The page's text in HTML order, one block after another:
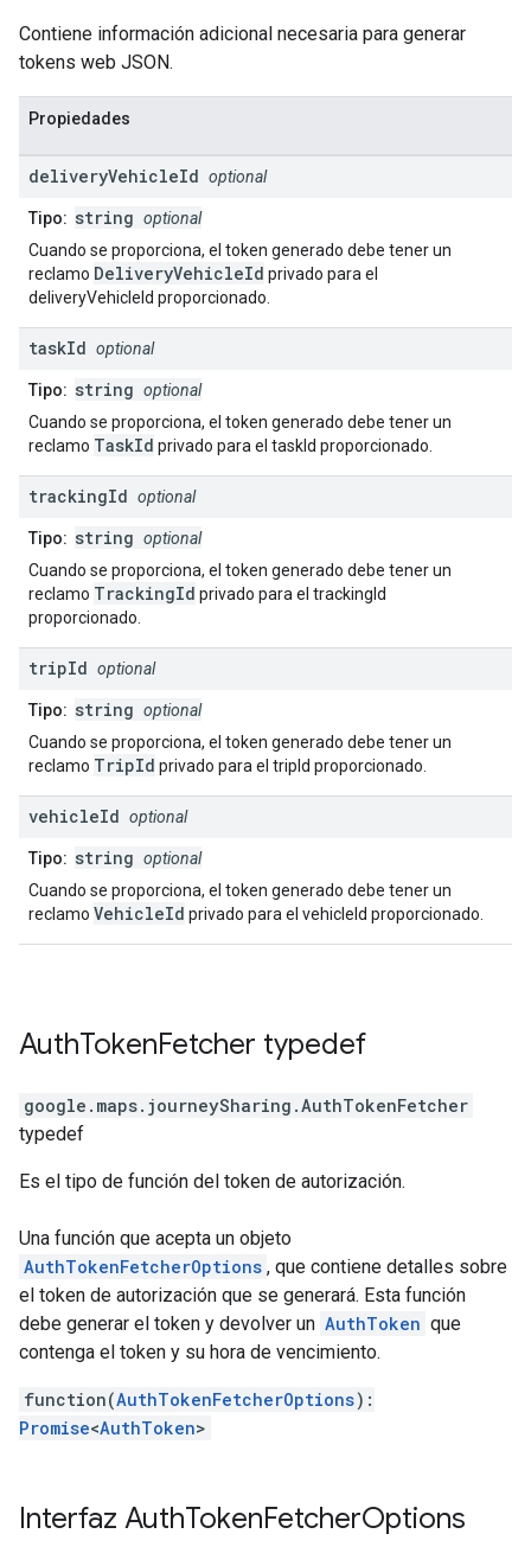
Contiene información adicional necesaria para generar
tokens web JSON.
Propiedades
deliveryVehicleId optional
Tipo: string optional
Cuando se proporciona, el token generado debe tener un
reclamo DeliveryVehicleId privado para el
deliveryVehicleId proporcionado.
taskId optional
Tipo: string optional
Cuando se proporciona, el token generado debe tener un
reclamo TaskId privado para el taskId proporcionado.
trackingId optional
Tipo: string optional
Cuando se proporciona, el token generado debe tener un
reclamo TrackingId privado para el trackingId
proporcionado.
tripId optional
Tipo: string optional
Cuando se proporciona, el token generado debe tener un
reclamo TripId privado para el tripId proporcionado.
vehicleId optional
Tipo: string optional
Cuando se proporciona, el token generado debe tener un
reclamo VehicleId privado para el vehicleId proporcionado.
AuthTokenFetcher typedef
google.maps.journeySharing .AuthTokenFetcher
typedef
Es el tipo de función del token de autorización.
Una función que acepta un objeto
AuthTokenFetcherOptions , que contiene detalles sobre
el token de autorización que se generará. Esta función
debe generar el token y devolver un AuthToken que
contenga el token y su hora de vencimiento.
function(AuthTokenFetcherOptions):
Promise<AuthToken>
Interfaz AuthTokenFetcherOptions